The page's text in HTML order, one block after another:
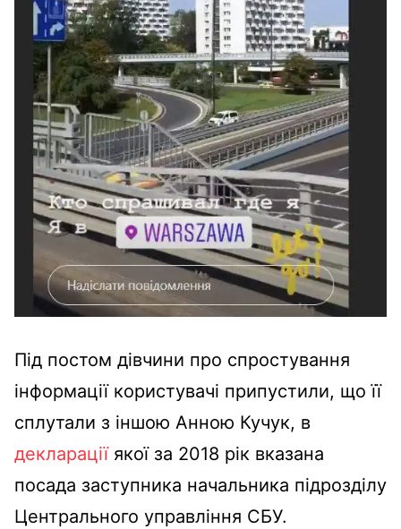
Під постом дівчини про спростування
інформації користувачі припустили, що її
сплутали з іншою Анною Кучук, в
деклараціїякої за 2018 рік вказана
посада заступника начальника підрозділу
Центрального управління СБУ.